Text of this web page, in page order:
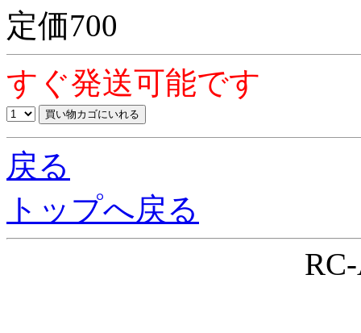
定価700
すぐ発送可能です
戻る
トップへ戻る